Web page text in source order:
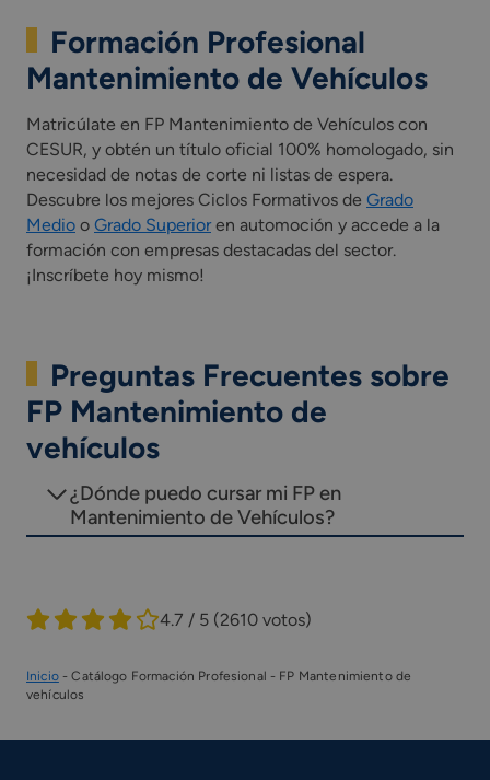
Formación Profesional
Mantenimiento de Vehículos
Matricúlate en FP Mantenimiento de Vehículos con
CESUR, y obtén un título oficial 100% homologado, sin
necesidad de notas de corte ni listas de espera.
Descubre los mejores Ciclos Formativos de Grado
Medio o Grado Superioren automoción y accede a la
formación con empresas destacadas del sector.
¡Inscríbete hoy mismo!
Preguntas Frecuentes sobre
FP Mantenimiento de
vehículos
¿Dónde puedo cursar mi FP en
Mantenimiento de Vehículos?
4.7 / 5 (2610 votos)
Inicio-Catálogo Formación Profesional - FP Mantenimiento de
vehículos